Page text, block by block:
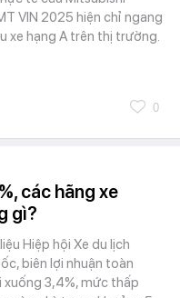
VIN 2025 hiện chỉ ngang
xe hạng A trên thị trường.
0
các hãng xe
gì?
Hiệp hội Xe du lịch
biên lợi nhuận toàn
xuống 3,4%, mức thấp